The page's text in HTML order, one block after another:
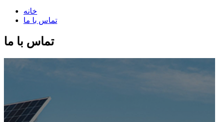
خانه
تماس با ما
تماس با ما